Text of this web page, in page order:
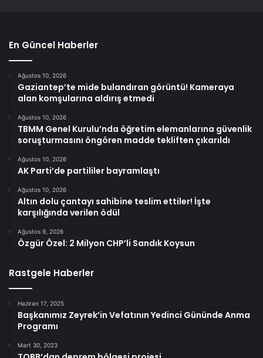
En Güncel Haberler
Ağustos 10, 2026
Gaziantep’te mide bulandıran görüntü! Kameraya
alan komşularına aldırış etmedi
Ağustos 10, 2026
TBMM Genel Kurulu’nda öğretim elemanlarına güvenlik
soruşturmasını öngören madde tekliften çıkarıldı
Ağustos 10, 2026
AK Parti’de partililer bayramlaştı
Ağustos 10, 2026
Altın dolu çantayı sahibine teslim ettiler! İşte
karşılığında verilen ödül
Ağustos 9, 2026
Özgür Özel: 2 Milyon CHP’li Sandık Koysun
Rastgele Haberler
Haziran 17, 2025
Başkanımız Zeyrek’in Vefatının Yedinci Gününde Anma
Programı
Mart 30, 2023